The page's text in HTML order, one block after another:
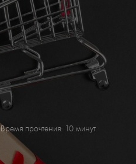
Время прочтения: 10 минут